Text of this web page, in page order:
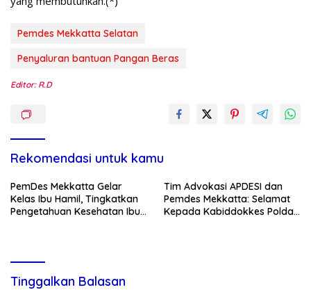
Pemdes Mekkatta Selatan
Penyaluran bantuan Pangan Beras
Editor: R.D
Rekomendasi untuk kamu
PemDes Mekkatta Gelar
Kelas Ibu Hamil, Tingkatkan
Pengetahuan Kesehatan Ibu
Tim Advokasi APDESI dan
Pemdes Mekkatta: Selamat
Kepada Kabiddokkes Polda
Tinggalkan Balasan